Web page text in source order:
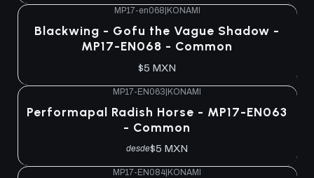
MP17-en068 KONAMI
Blackwing - Gofu the Vague Shadow -
MP17-EN068 - Common
$5 MXN
MP17-EN063|KONAMI
Performapal Radish Horse - MP17-EN063
- Common
desde$5 MXN
MP17-EN084 KONAMI